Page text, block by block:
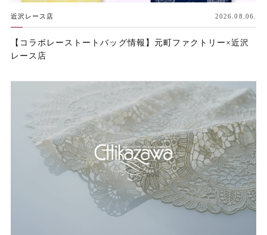
近沢レース店 2026.08.06.
【コラボレーストートバッグ情報】元町ファクトリー×近沢
レース店